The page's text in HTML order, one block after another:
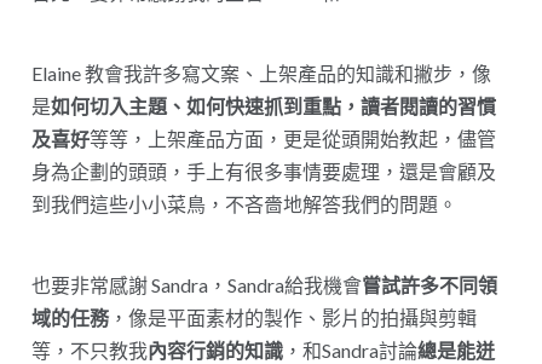
Elaine 教會我許多寫文案、上架產品的知識和撇步，像
是如何切入主題、如何快速抓到重點，讀者閱讀的習慣
及喜好等等，上架產品方面，更是從頭開始教起，儘管
身為企劃的頭頭，手上有很多事情要處理，還是會顧及
到我們這些小小菜鳥，不吝嗇地解答我們的問題。
也要非常感謝 Sandra，Sandra給我機會嘗試許多不同領
域的任務 ，像是平面素材的製作、影片的拍攝與剪輯
等，不只教我內容行銷的知識 ，和Sandra討論總是能迸